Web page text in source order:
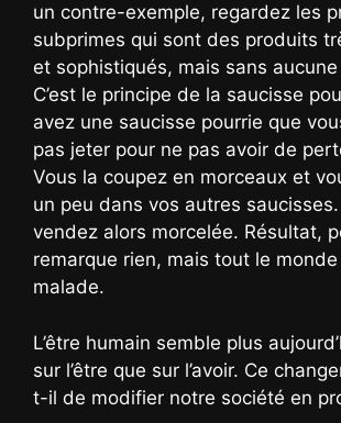
un contre-exemple, regardez les
subprimes qui sont des produits
et sophistiqués, mais sans
C’est le principe de la saucisse
avez une saucisse pourrie que
pas jeter pour ne pas avoir de
Vous la coupez en morceaux et
un peu dans vos autres
vendez alors morcelée. Résultat,
remarque rien, mais tout le
malade.
L’être humain semble plus
sur l’être que sur l’avoir. Ce
t-il de modifier notre société en